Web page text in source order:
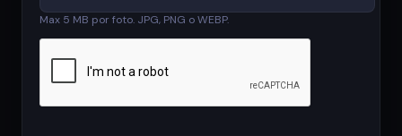
Max 5 MB por foto. JPG, PNG o WEBP.